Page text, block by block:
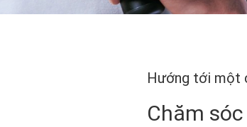
Hướng tới một
Chăm